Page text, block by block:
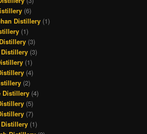
(6)
Distillery (1)
(1)
(3)
(3)
(1)
(4)
(2)
Distillery (4)
(5)
(7)
(1)